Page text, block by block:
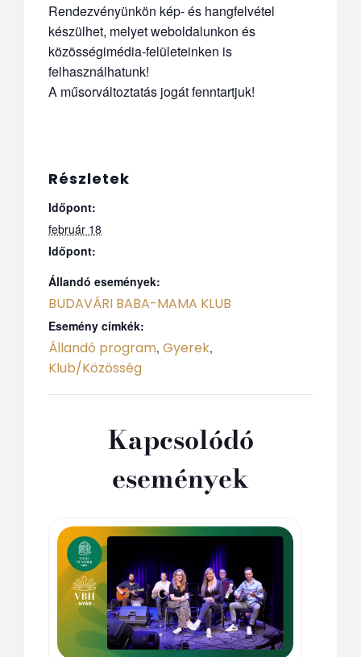
Rendezvényünkön kép- és hangfelvétel
készülhet, melyet weboldalunkon és
közösségimédia-felületeinken is
felhasználhatunk!
A műsorváltoztatás jogát fenntartjuk!
Részletek
Időpont:
február 18
Időpont:
Állandó események:
BUDAVÁRI BABA-MAMA KLUB
Esemény címkék:
Állandó program, Gyerek,
Klub/Közösség
Kapcsolódó
események